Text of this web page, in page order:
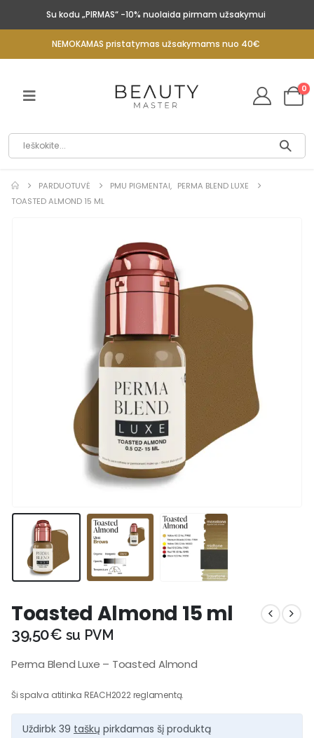
Su kodu „PIRMAS“ -10% nuolaida pirmam užsakymui
NEMOKAMAS pristatymas užsakymams nuo 40€
0
PARDUOTUVĖ PMU PIGMENTAI, PERMA BLEND LUXE
TOASTED ALMOND 15 ML
Toasted Almond 15 ml
39,50€ su PVM
Perma Blend Luxe – Toasted Almond
Ši spalva atitinka REACH2022 reglamentą.
Uždirbk 39 taškų pirkdamas šį produktą